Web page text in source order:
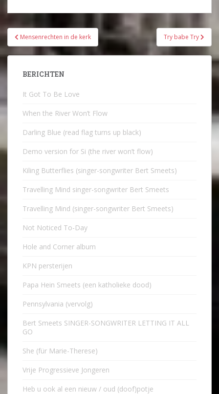
Bericht
navigatie
Mensenrechten in de kerk Try babe Try
BERICHTEN
It Got To Be Love
When the River Won’t Flow
Darling Blue (read flag turns up black)
Demo version for Si (the river won’t flow)
Kiling Butterflies (singer-songwriter Bert Smeets)
Travelling Mind singer-songwriter Bert Smeets
Travelling Mind (singer-songwriter Bert Smeets)
Not Noticed To-Day
Hole and Corner album
KPN persterijen
Papa Hein Smeets (een katholieke dood)
Pennsylvania (vervolg)
Bert Smeets SINGER-SONGWRITER LETTING IT ALL
GO
She (für Marie-Therese)
Vrije Progressieve Jongeren
Heb u ook al een nieuw / oud (doof)potje